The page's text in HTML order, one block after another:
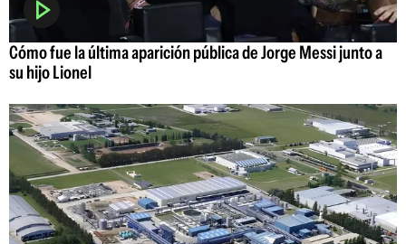
Cómo fue la última aparición pública de Jorge Messi junto a
su hijo Lionel